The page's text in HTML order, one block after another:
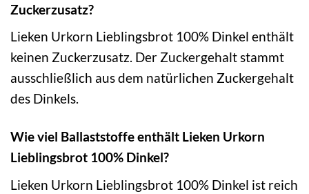
Zuckerzusatz?
Lieken Urkorn Lieblingsbrot 100% Dinkel enthält
keinen Zuckerzusatz. Der Zuckergehalt stammt
ausschließlich aus dem natürlichen Zuckergehalt
des Dinkels.
Wie viel Ballaststoffe enthält Lieken Urkorn
Lieblingsbrot 100% Dinkel?
Lieken Urkorn Lieblingsbrot 100% Dinkel ist reich